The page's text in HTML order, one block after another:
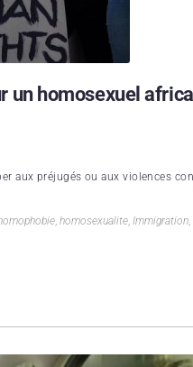
un homosexuel
aux préjugés ou aux violences
, homosexualite, Immigration,